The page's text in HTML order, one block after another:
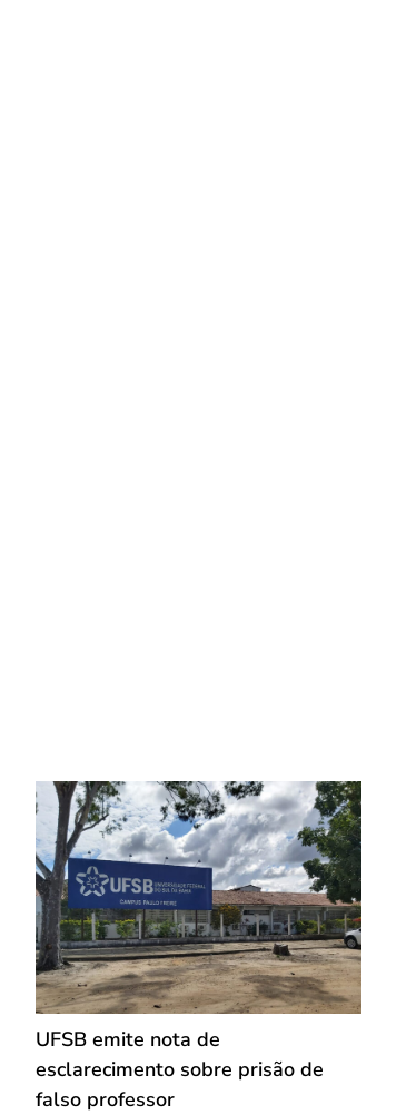
UFSB emite nota de
esclarecimento sobre prisão de
falso professor